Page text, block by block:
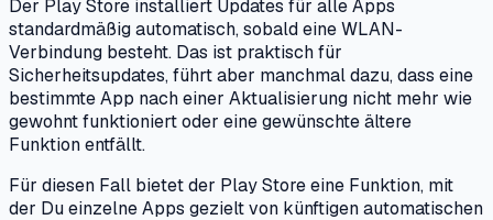
Der Play Store installiert Updates für alle Apps
standardmäßig automatisch, sobald eine WLAN-
Verbindung besteht. Das ist praktisch für
Sicherheitsupdates, führt aber manchmal dazu, dass eine
bestimmte App nach einer Aktualisierung nicht mehr wie
gewohnt funktioniert oder eine gewünschte ältere
Funktion entfällt.
Für diesen Fall bietet der Play Store eine Funktion, mit
der Du einzelne Apps gezielt von künftigen automatischen